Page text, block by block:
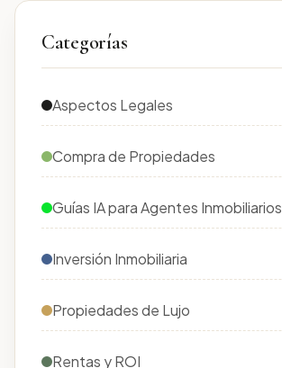
Categorías
Aspectos Legales
Compra de Propiedades
Guías IA para Agentes Inmobiliarios
Inversión Inmobiliaria
Propiedades de Lujo
Rentas y ROI